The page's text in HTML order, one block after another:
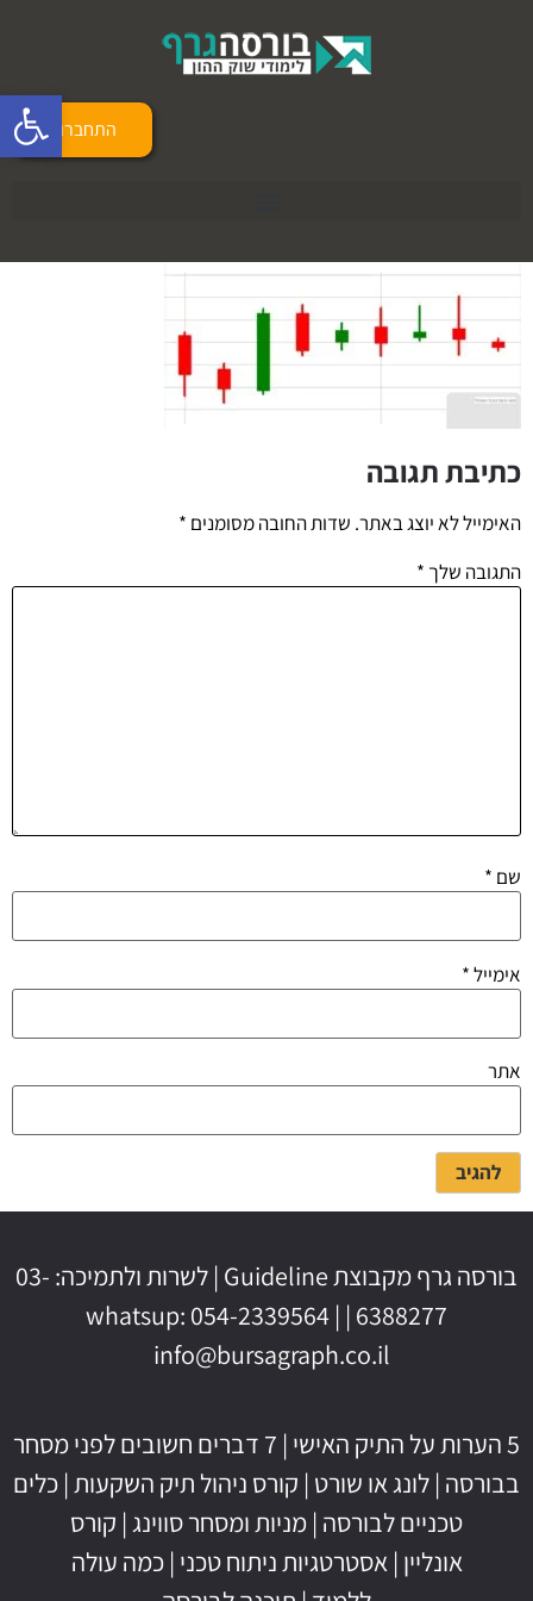
התחברות
כתיבת תגובה
האימייל לא יוצג באתר. שדות החובה מסומנים *
התגובה שלך *
שם *
אימייל*
אתר
בורסה גרף מקבוצת Guideline | לשרות ולתמיכה: 03-
6388277 | whatsup: 054-2339564 |
info@bursagraph.co.il
5 הערות על התיק האישי |
7 דברים חשובים לפני מסחר
בבורסה | לונג או שורט | קורס ניהול תיק השקעות| כלים
טכניים לבורסה | מניות ומסחר סווינג| קורס
אונליין |אסטרטגיות ניתוח טכני |כמה עולה